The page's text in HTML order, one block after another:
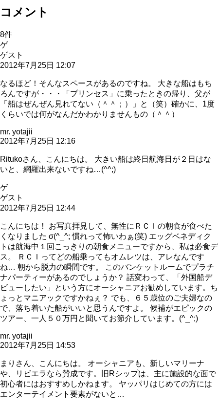
コメント
8件
ゲ
ゲスト
2012年7月25日 12:07
なるほど！そんなスペースがあるのですね。 大きな船はもち
ろんですが・・・「プリンセス」に乗ったときの帰り、父が
「船はぜんぜん見れてない（＾＾；）」と（笑）確かに、1度
くらいでは何がなんだかわかりませんもの（＾＾）
mr. yotajii
2012年7月25日 12:16
Ritukoさん、こんにちは。 大きい船は終日航海日が２日はな
いと、網羅出来ないですね…(^^;)
ゲ
ゲスト
2012年7月25日 12:44
こんにちは！ お写真拝見して、無性にＲＣＩの朝食が食べた
くなりました σ(^_^; 慣れって怖いわぁ(笑) エッグベネディク
トは航海中１回こっきりの朝食メニューですから、私は必食デ
ス。 ＲＣＩってどの船乗ってもオムレツは、アレなんです
ね… 朝から脱力の瞬間です。 このバンケットルームでプラチ
ナパーティーがあるのでしょうか？ 話変わって、「外国船デ
ビューしたい」という方にオーシャニアお勧めしています。ち
ょっとマニアックですかねぇ？ でも、６５歳位のご夫婦なの
で、落ち着いた船がいいと思うんですよ。 候補がエピックの
ツアー、一人５０万円と聞いてお節介しています。(^_^;)
mr. yotajii
2012年7月25日 14:53
まりさん、こんにちは。 オーシャニアも、新しいマリーナ
や、リビエラなら賛成です。旧Rシップは、主に施設的な面で
初心者にはおすすめしかねます。 ヤッパリはじめての方には
エンターテイメント要素がないと…